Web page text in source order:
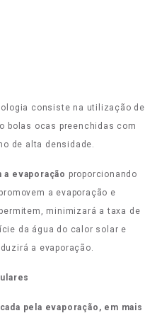
consiste na utilização de
bolas ocas preenchidas com
de alta densidade.
a evaporação proporcionando
a evaporação e
minimizará a taxa de
da água do calor solar e
a evaporação.
pela evaporação, em mais